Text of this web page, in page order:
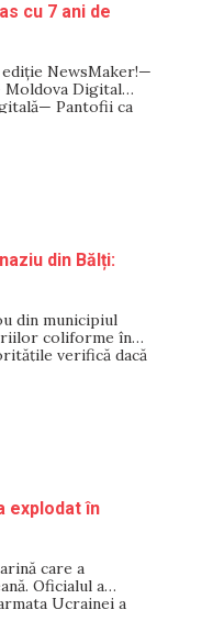
cu 7 ani de
NewsMaker!—
Moldova Digital
Pantofii ca
Martor în dosarul
din Bălți:
din municipiul
coliforme în
verifică dacă
Informațiile au
explodat în
care a
Oficialul a
Ucrainei a
aparate